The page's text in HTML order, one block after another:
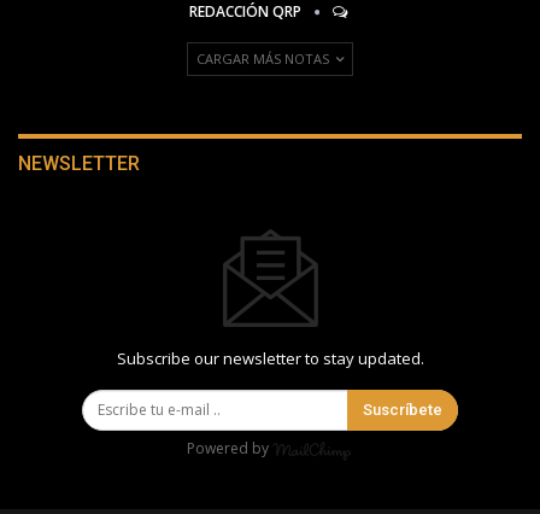
REDACCIÓN QRP
CARGAR MÁS NOTAS
NEWSLETTER
Subscribe our newsletter to stay updated.
Suscríbete
Powered by